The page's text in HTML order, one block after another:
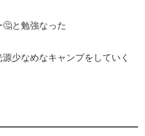
と勉強なった
少なめなキャンプをしていく